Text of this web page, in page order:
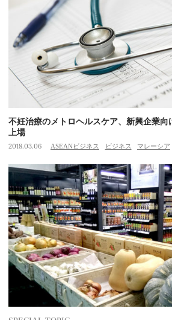
不妊治療のメトロヘルスケア、新興企業
上場
2018.03.06 ASEANビジネス ビジネス マレーシア